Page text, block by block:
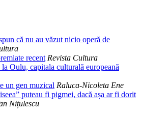
că nu au văzut nicio operă de
recent Revista Cultura
Oulu, capitala culturală europeană
un gen muzical Raluca-Nicoleta Ene
puteau fi pigmei, dacă așa ar fi dorit
Nițulescu